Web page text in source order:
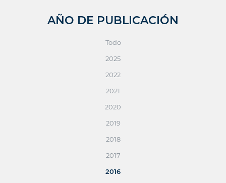
AÑO DE PUBLICACIÓN
Todo
2025
2022
2021
2020
2019
2018
2017
2016